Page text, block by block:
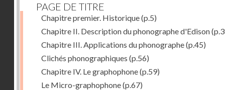
PAGE DE TITRE
Chapitre premier. Historique(p.5)
Chapitre II. Description du phonographe d'Edison
Chapitre III. Applications du phonographe(p.45)
Clichés phonographiques (p.56)
Chapitre IV. Le graphophone(p.59)
Le Micro-graphophone(p.67)